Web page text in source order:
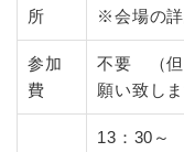
所
※会場の
参加
費
不要 （但
願い致しま
13：30～